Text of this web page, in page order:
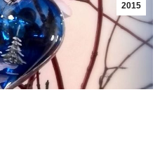
2015